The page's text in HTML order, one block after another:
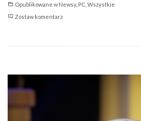
Opublikowane wNewsy, PC Wszystkie
Zostaw komentarzLogitech